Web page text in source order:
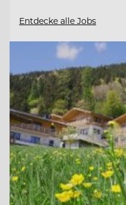
Entdecke alle Jobs